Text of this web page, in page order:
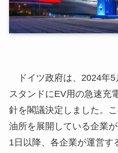
ドイツ政府は、2024年5
スタンドにEV用の急速充
針を閣議決定しました。
油所を展開している企業
1日以降、各企業が運営す